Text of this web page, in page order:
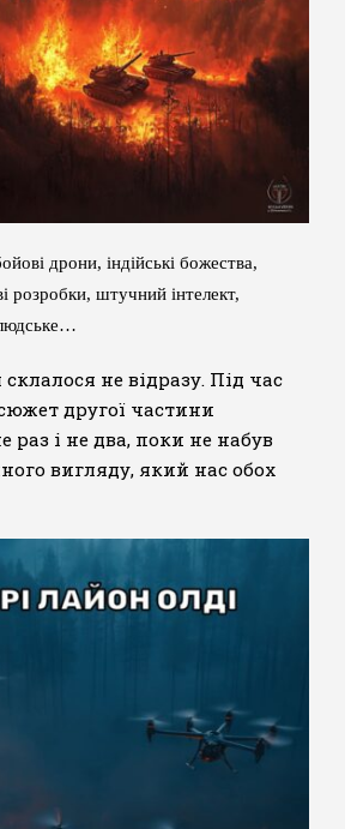
дрони, індійські божества,
розробки, штучний інтелект,
не відразу. Під час
другої частини
раз і не два, поки не набув
вигляду, який нас обох